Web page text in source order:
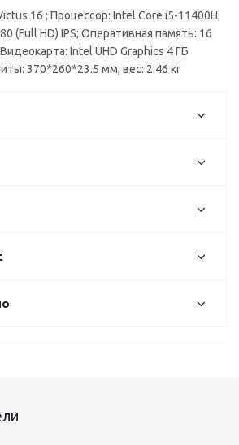
16 ; Процессор: Intel Core i5-11400H;
(Full HD) IPS; Оперативная память: 16
Intel UHD Graphics 4 ГБ
370*260*23.5 мм, вес: 2.46 кг